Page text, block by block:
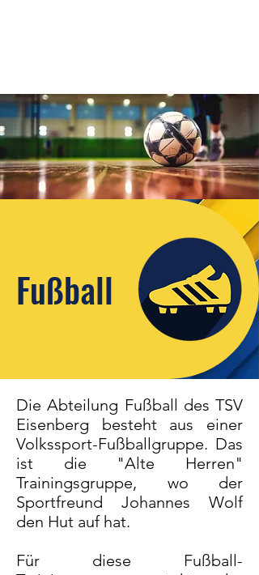
Fußball
Die Abteilung Fußball des TSV
Eisenberg besteht aus einer
Volkssport-Fußballgruppe. Das
ist die "Alte Herren"
Trainingsgruppe, wo der
Sportfreund Johannes Wolf
den Hut auf hat.
Für diese Fußball-